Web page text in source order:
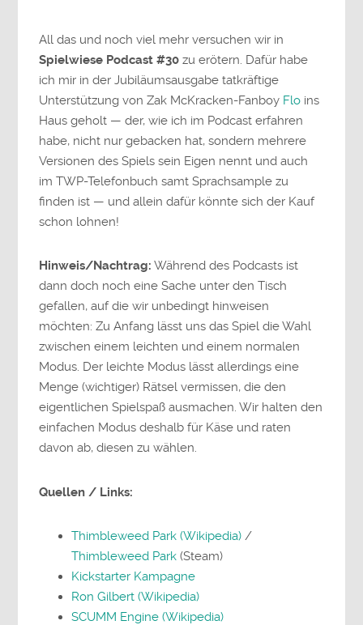
All das und noch viel mehr versuchen wir in
Spielwiese Podcast #30 zu erötern. Dafür habe
ich mir in der Jubiläumsausgabe tatkräftige
Unterstützung von Zak McKracken-Fanboy Flo ins
Haus geholt — der, wie ich im Podcast erfahren
habe, nicht nur gebacken hat, sondern mehrere
Versionen des Spiels sein Eigen nennt und auch
im TWP-Telefonbuch samt Sprachsample zu
finden ist — und allein dafür könnte sich der Kauf
schon lohnen!
Hinweis/Nachtrag: Während des Podcasts ist
dann doch noch eine Sache unter den Tisch
gefallen, auf die wir unbedingt hinweisen
möchten: Zu Anfang lässt uns das Spiel die Wahl
zwischen einem leichten und einem normalen
Modus. Der leichte Modus lässt allerdings eine
Menge (wichtiger) Rätsel vermissen, die den
eigentlichen Spielspaß ausmachen. Wir halten den
einfachen Modus deshalb für Käse und raten
davon ab, diesen zu wählen.
Quellen / Links:
Thimbleweed Park (Wikipedia) /
Thimbleweed Park (Steam)
Kickstarter Kampagne
Ron Gilbert (Wikipedia)
SCUMM Engine (Wikipedia)